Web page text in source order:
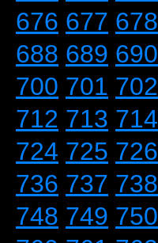
676 677 678
688 689 690
700 701 702
712 713 714
724 725 726
736 737 738
748 749 750